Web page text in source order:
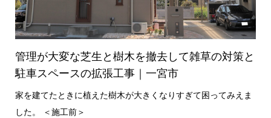
管理が大変な芝生と樹木を撤去して雑草の対策と
駐車スペースの拡張工事｜一宮市
家を建てたときに植えた樹木が大きくなりすぎて困ってみえま
した。 ＜施工前＞